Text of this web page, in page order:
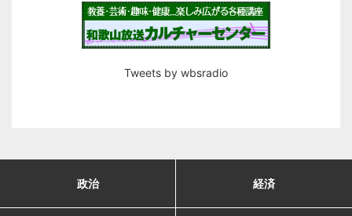
Tweets by wbsradio
政治 経済